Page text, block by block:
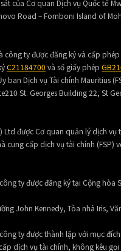
của Cơ quan Dịch vụ Quốc tế
Road – Fomboni Island of
công ty được đăng ký và cấp
C21184700 và số giấy phép
ban Dịch vụ Tài chính Mauritius
St. Georges Building 22, St
Ltd được Cơ quan quản lý dịch vụ
cung cấp dịch vụ tài chính (FSP)
ty được đăng ký tại Cộng hòa
John Kennedy, Tòa nhà Iris,
ty được thành lập với mục
dịch vụ tài chính, không kêu